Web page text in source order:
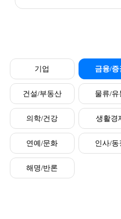
기업 금융/증
건설/부동산 물류/유
의학/건강 생활경
연예/문화 인사/동
해명/반론